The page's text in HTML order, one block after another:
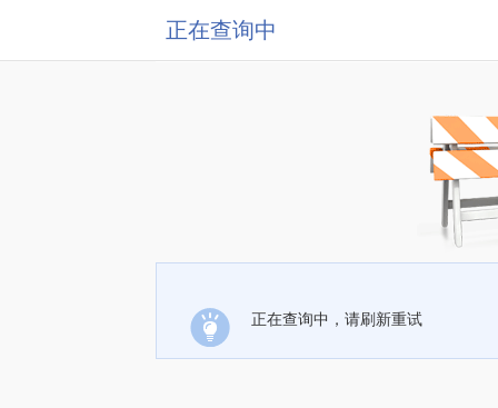
正在查询中
正在查询中，请刷新重试